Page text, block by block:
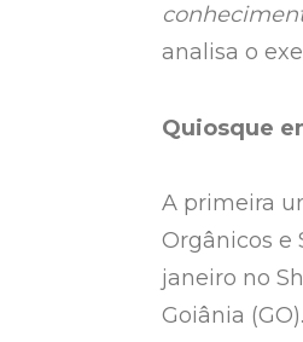
analisa o
Quiosque
A primeira
Orgânicos e
janeiro no
Goiânia (GO).